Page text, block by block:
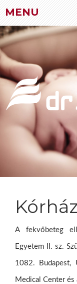
MENU
Skip
to
content
A fekvőbeteg
Egyetem II. sz.
1082.
Medical Center